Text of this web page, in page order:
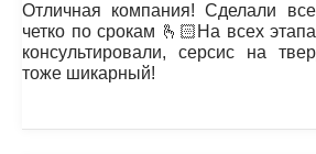
Отличная компания! Сделали
четко по срокам 🫰🏻На всех
консультировали, серсис на
тоже шикарный!